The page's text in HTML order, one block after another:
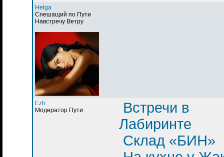
Helga
Спешащий по Пути
Навстречу Ветру
Ezh
Модератор Пути
Встречи в
Лабиринте
Склад «БИН»